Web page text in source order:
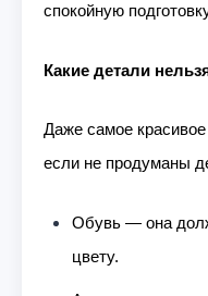
спокойную
Какие детали
Даже самое красивое
если не продуманы
Обувь — она
цвету.